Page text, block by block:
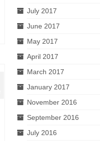
July 2017
June 2017
May 2017
April 2017
March 2017
January 2017
November 2016
September 2016
July 2016